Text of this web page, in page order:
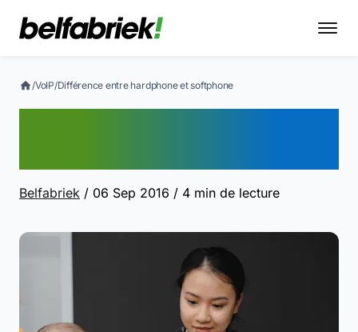
/VoIP/Différence entre hardphone et softphone
Belfabriek / 06 Sep 2016 / 4 min de lecture